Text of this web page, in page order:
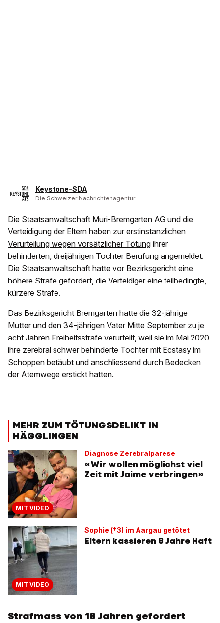
Keystone-SDA
Die Schweizer Nachrichtenagentur
Die Staatsanwaltschaft Muri-Bremgarten AG und die
Verteidigung der Eltern haben zur erstinstanzlichen
Verurteilung wegen vorsätzlicher Tötung ihrer
behinderten, dreijährigen Tochter Berufung angemeldet.
Die Staatsanwaltschaft hatte vor Bezirksgericht eine
höhere Strafe gefordert, die Verteidiger eine teilbedingte,
kürzere Strafe.
Das Bezirksgericht Bremgarten hatte die 32-jährige
Mutter und den 34-jährigen Vater Mitte September zu je
acht Jahren Freiheitsstrafe verurteilt, weil sie im Mai 2020
ihre zerebral schwer behinderte Tochter mit Ecstasy im
Schoppen betäubt und anschliessend durch Bedecken
der Atemwege erstickt hatten.
MEHR ZUM TÖTUNGSDELIKT IN
HÄGGLINGEN
MIT VIDEO
Diagnose Zerebralparese
«Wir wollen möglichst viel
Zeit mit Jaime verbringen»
MIT VIDEO
Sophie (†3) im Aargau getötet
Eltern kassieren 8 Jahre Haft
Strafmass von 18 Jahren gefordert